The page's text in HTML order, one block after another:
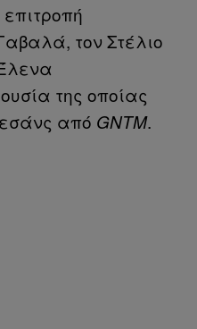
τον Στέλιο
της οποίας
εσάνς από GNTM.